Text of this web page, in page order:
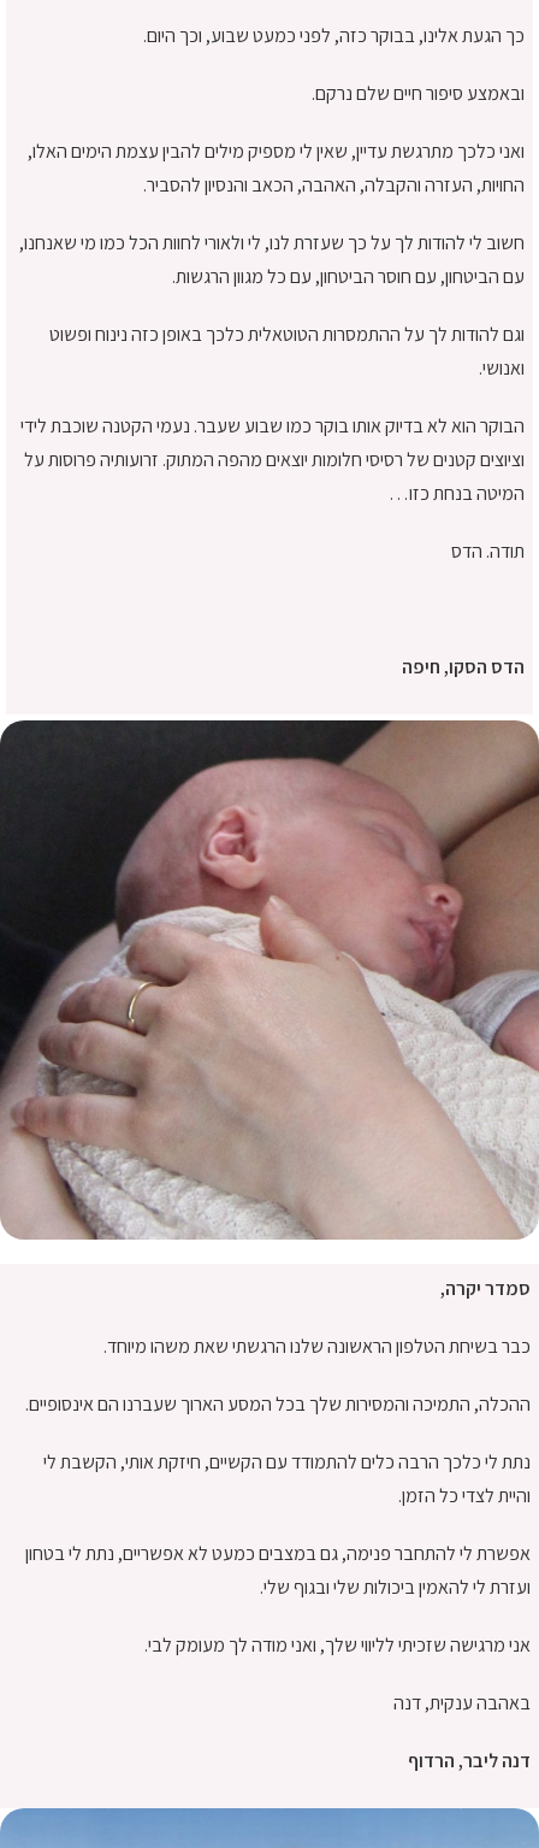
כך הגעת אלינו, בבוקר כזה, לפני כמעט שבוע, וכך היום.
ובאמצע סיפור חיים שלם נרקם.
ואני כלכך מתרגשת עדיין, שאין לי מספיק מילים להבין עצמת הימים האלו,
החויות, העזרה והקבלה, האהבה, הכאב והנסיון להסביר.
חשוב לי להודות לך על כך שעזרת לנו, לי ולאורי לחוות הכל כמו מי שאנחנו,
עם הביטחון, עם חוסר הביטחון, עם כל מגוון הרגשות.
וגם להודות לך על ההתמסרות הטוטאלית כלכך באופן כזה נינוח ופשוט
ואנושי.
הבוקר הוא לא בדיוק אותו בוקר כמו שבוע שעבר. נעמי הקטנה שוכבת לידי
וציוצים קטנים של רסיסי חלומות יוצאים מהפה המתוק. זרועותיה פרוסות על
המיטה בנחת כזו…
תודה. הדס
הדס הסקו, חיפה
סמדר יקרה,
כבר בשיחת הטלפון הראשונה שלנו הרגשתי שאת משהו מיוחד.
ההכלה, התמיכה והמסירות שלך בכל המסע הארוך שעברנו הם אינסופיים.
נתת לי כלכך הרבה כלים להתמודד עם הקשיים, חיזקת אותי, הקשבת לי
והיית לצדי כל הזמן.
אפשרת לי להתחבר פנימה, גם במצבים כמעט לא אפשריים, נתת לי בטחון
ועזרת לי להאמין ביכולות שלי ובגוף שלי.
אני מרגישה שזכיתי לליווי שלך, ואני מודה לך מעומק לבי.
באהבה ענקית, דנה
דנה ליבר, הרדוף